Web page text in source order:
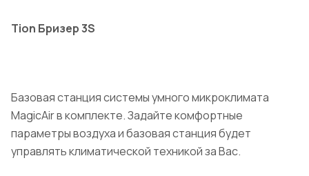
Tion Бризер 3S
Базовая станция системы умного микроклимата
MagicAir в комплекте. Задайте комфортные
параметры воздуха и базовая станция будет
управлять климатической техникой за Вас.